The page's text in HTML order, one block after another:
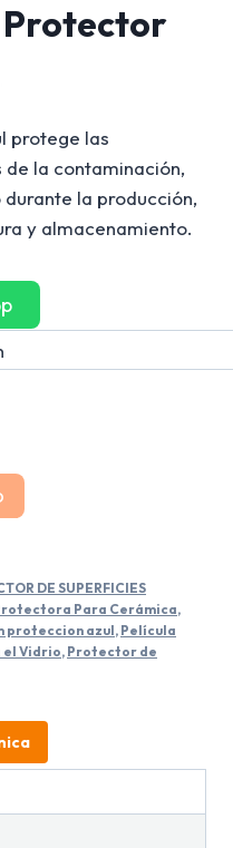
Protector
protege las
la contaminación,
la producción,
y almacenamiento.
DE SUPERFICIES
Para Cerámica,
proteccion azul, Película
Vidrio, Protector de